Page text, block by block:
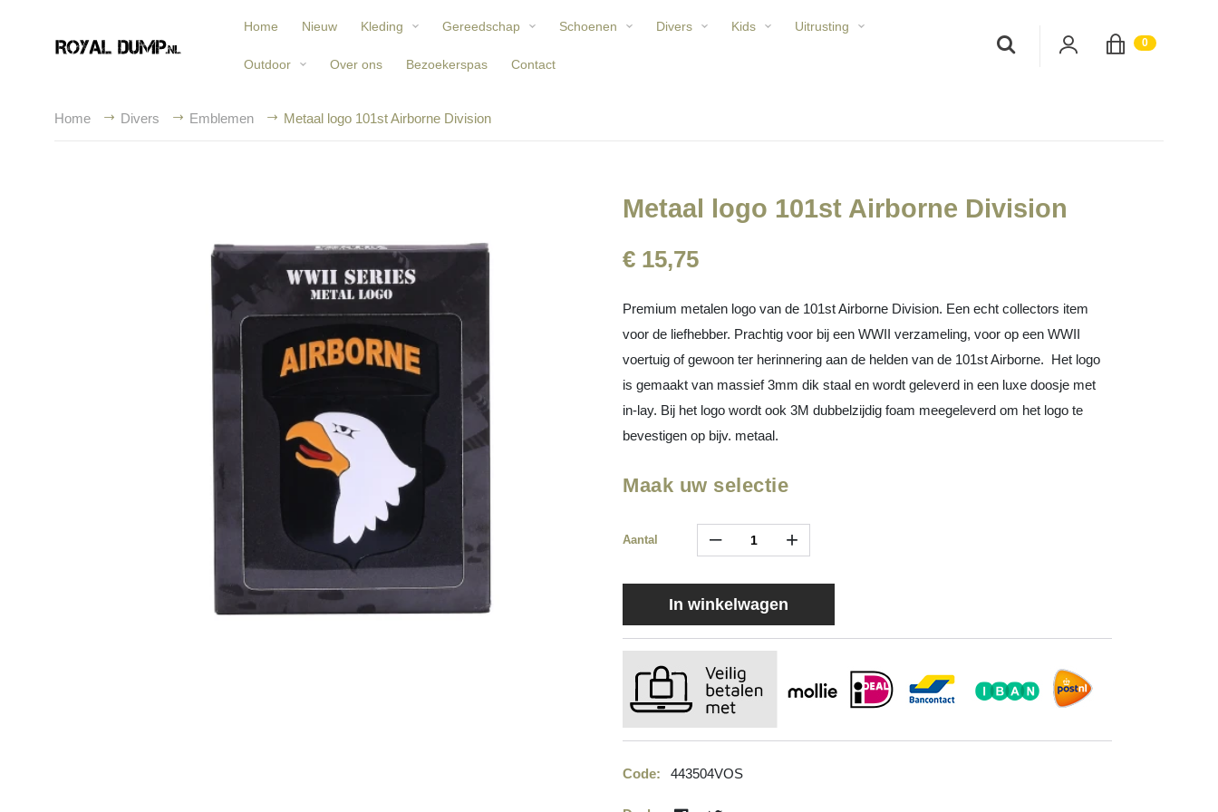
Home Nieuw Kleding Gereedschap Schoenen Divers Kids Uitrusting
Outdoor Over ons Bezoekerspas Contact
0;
Home Divers Emblemen Metaal logo 101st Airborne Division
Metaal logo 101st Airborne Division
€ 15,75
Premium metalen logo van de 101st Airborne Division. Een echt collectors item
voor de liefhebber. Prachtig voor bij een WWII verzameling, voor op een WWII
voertuig of gewoon ter herinnering aan de helden van de 101st Airborne. Het logo
is gemaakt van massief 3mm dik staal en wordt geleverd in een luxe doosje met
in-lay. Bij het logo wordt ook 3M dubbelzijdig foam meegeleverd om het logo te
bevestigen op bijv. metaal.
Maak uw selectie
Aantal – +
In winkelwagen
Code: 443504VOS